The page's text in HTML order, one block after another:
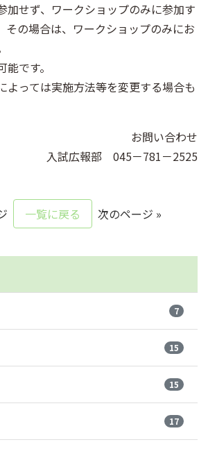
加せず、ワークショップのみに参加す
その場合は、ワークショップのみにお
です。
よっては実施方法等を変更する場合も
お問い合わせ
入試広報部 045－781－2525
一覧に戻る 次のページ »
7
15
15
17